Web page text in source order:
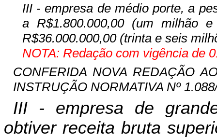
III - empresa de médio porte, a
a R$1.800.000,00 (um milhão
R$36.000.000,00 (trinta e seis
NOTA: Redação com vigência de
CONFERIDA NOVA REDAÇÃO
INSTRUÇÃO NORMATIVA Nº
III - empresa de
obtiver receita bruta